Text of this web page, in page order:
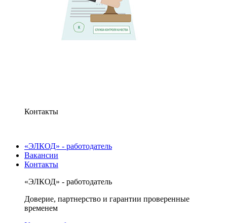
Контакты
«ЭЛКОД» - работодатель
Вакансии
Контакты
«ЭЛКОД» - работодатель
Доверие, партнерство и гарантии проверенные
временем